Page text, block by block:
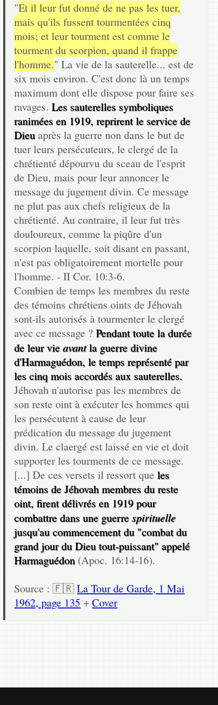
"Et il leur fut donné de ne pas les tuer,
mais qu'ils fussent tourmentées cinq
mois; et leur tourment est comme le
tourment du scorpion, quand il frappe
l'homme." La vie de la sauterelle... est de
six mois environ. C'est donc là un temps
maximum dont elle dispose pour faire ses
ravages.Les sauterelles symboliques
ranimées en 1919, reprirent le service de
Dieuaprès la guerre non dans le but de
tuer leurs persécuteurs, le clergé de la
chrétienté dépourvu du sceau de l'esprit
de Dieu, mais pour leur annoncer le
message du jugement divin. Ce message
ne plut pas aux chefs religieux de la
chrétienté. Au contraire, il leur fut très
douloureux, comme la piqûre d'un
scorpion laquelle, soit disant en passant,
n'est pas obligatoirement mortelle pour
l'homme. - II Cor. 10:3-6.
Combien de temps les membres du reste
des témoins chrétiens oints de Jéhovah
sont-ils autorisés à tourmenter le clergé
avec ce message ?Pendant toute la durée
de leur vieavantla guerre divine
d'Harmaguédon, le temps représenté par
les cinq mois accordés aux sauterelles.
Jéhovah n'autorise pas les membres de
son reste oint à exécuter les hommes qui
les persécutent à cause de leur
prédication du message du jugement
divin. Le claergé est laissé en vie et doit
supporter les tourments de ce message.
[...] De ces versets il ressort queles
témoins de Jéhovah membres du reste
oint, firent délivrés en 1919 pour
combattre dans une guerrespirituelle
jusqu'au commencement du "combat du
grand jour du Dieu tout-puissant" appelé
Harmaguédon (Apoc. 16:14-16).
Source : 🇫🇷La Tour de Garde, 1 Mai
1962, page 135 +Cover